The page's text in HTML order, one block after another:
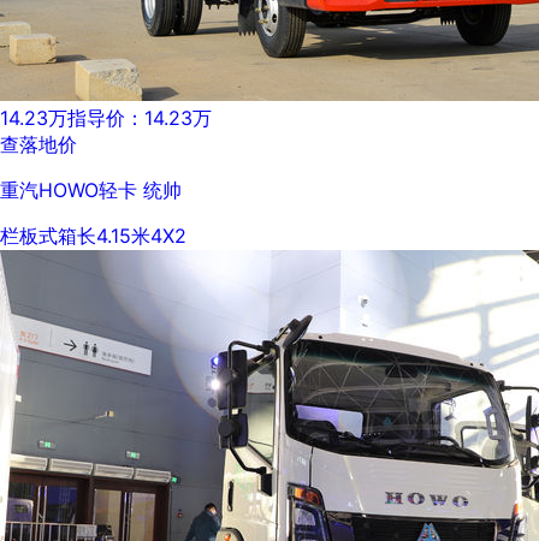
14.23万指导价：14.23万
查落地价
重汽HOWO轻卡 统帅
栏板式箱长4.15米4X2